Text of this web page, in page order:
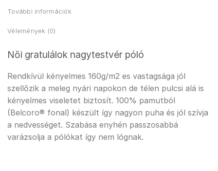
További információk
Vélemények (0)
Női gratulálok nagytestvér póló
Rendkívül kényelmes 160g/m2 es vastagsága jól
szellőzik a meleg nyári napokon de télen pulcsi alá is
kényelmes viseletet biztosít. 100% pamutból
(Belcoro® fonal) készült így nagyon puha és jól szívja
a nedvességet. Szabása enyhén passzosabbá
varázsolja a pólókat így nem lógnak.